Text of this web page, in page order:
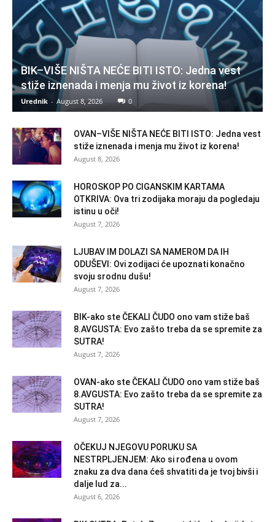
BIK–VIŠE NIŠTA NEĆE BITI ISTO: Jedna vest
stiže iznenada i menja mu život iz korena!
Urednik - August 8, 2026 0
OVAN–VIŠE NIŠTA NEĆE BITI ISTO: Jedna vest
stiže iznenada i menja mu život iz korena!
August 8, 2026
HOROSKOP PO CIGANSKIM KARTAMA
OTKRIVA: Ova tri zodijaka moraju da pogledaju
istinu u oči!
August 7, 2026
LJUBAV IM DOLAZI SA NAMEROM DA IH
ODUŠEVI: Ovi zodijaci će upoznati konačno
svoju srodnu dušu!
August 7, 2026
BIK-ako ste ČEKALI ČUDO ono vam stiže baš
8.AVGUSTA: Evo zašto treba da se spremite za
SUTRA!
August 7, 2026
OVAN-ako ste ČEKALI ČUDO ono vam stiže baš
8.AVGUSTA: Evo zašto treba da se spremite za
SUTRA!
August 7, 2026
OČEKUJ NJEGOVU PORUKU SA
NESTRPLJENJEM: Ako si rođena u ovom
znaku za dva dana ćeš shvatiti da je tvoj bivši i
dalje lud za...
August 6, 2026